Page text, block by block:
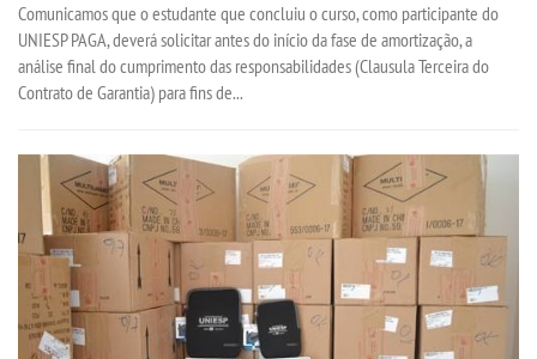
Comunicamos que o estudante que concluiu o curso, como participante do
UNIESP PAGA, deverá solicitar antes do início da fase de amortização, a
análise final do cumprimento das responsabilidades (Clausula Terceira do
Contrato de Garantia) para fins de...